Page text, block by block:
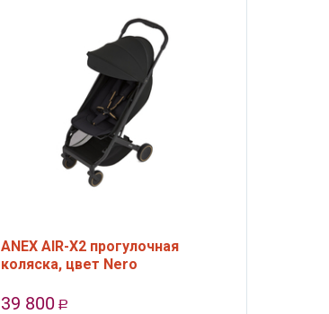
ANEX AIR-X2 прогулочная
коляска, цвет Nero
39 800 Р